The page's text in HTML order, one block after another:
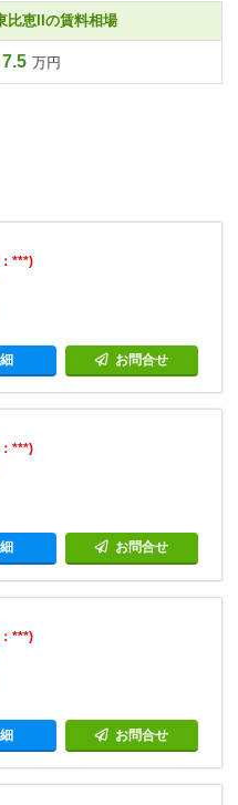
比恵IIの賃料相場
7.5 万円
***)
お問合せ
***)
お問合せ
***)
お問合せ